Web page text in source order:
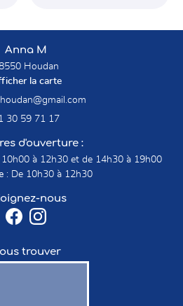
Anna M
Houdan
la carte
30 59 71 17
d'ouverture :
à 12h30 et de 14h30 à 19h00
: De 10h30 à 12h30
nous
trouver